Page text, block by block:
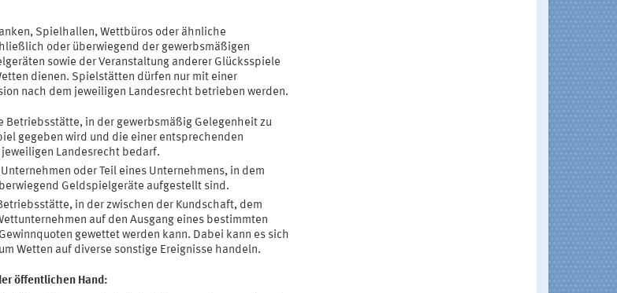
Spielhallen, Wettbüros oder ähnliche
oder überwiegend der gewerbsmäßigen
sowie der Veranstaltung anderer Glücksspiele
dienen. Spielstätten dürfen nur mit einer
nach dem jeweiligen Landesrecht betrieben werden.
Betriebsstätte, in der gewerbsmäßig Gelegenheit zu
gegeben wird und die einer entsprechenden
jeweiligen Landesrecht bedarf.
oder Teil eines Unternehmens, in dem
Geldspielgeräte aufgestellt sind.
in der zwischen der Kundschaft, dem
auf den Ausgang eines bestimmten
gewettet werden kann. Dabei kann es sich
Wetten auf diverse sonstige Ereignisse handeln.
öffentlichen Hand: